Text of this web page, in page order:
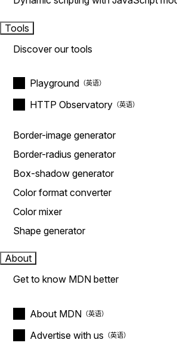
Tools
Discover our tools
Playground
HTTP Observatory
Border-image generator
Border-radius generator
Box-shadow generator
Color format converter
Color mixer
Shape generator
About
Get to know MDN better
About MDN
Advertise with us